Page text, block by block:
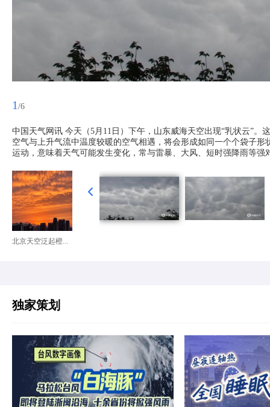
1 /6
中国天气网讯 今天（5月11日）下午，山东威海天空出现“乳状云”
空气与上升气流中温度较暖的空气相遇，将会形成如同一个个袋子
运动，意味着天气可能发生变化，常与雷暴、大风、短时强降雨等强
北京天空泛起橙...
独家策划